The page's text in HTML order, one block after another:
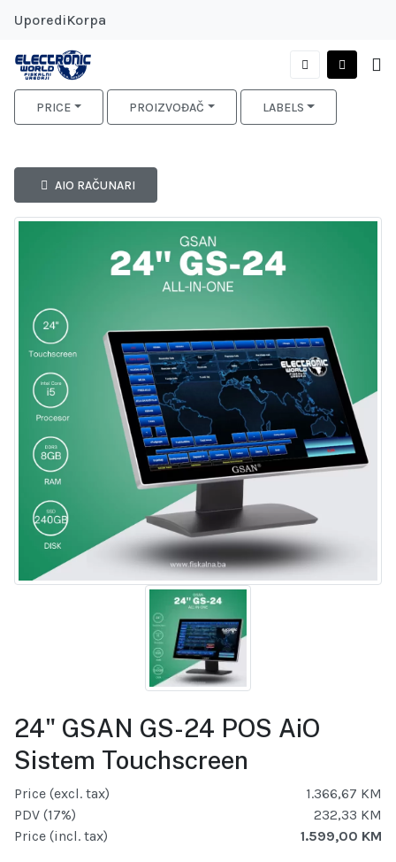
UporediKorpa
PRICE PROIZVOĐAČ LABELS
AIO RAČUNARI
24" GSAN GS-24 POS AiO
Sistem Touchscreen
Price (excl. tax)
1.366,67 KM
PDV (17%)
232,33 KM
Price (incl. tax)
1.599,00 KM